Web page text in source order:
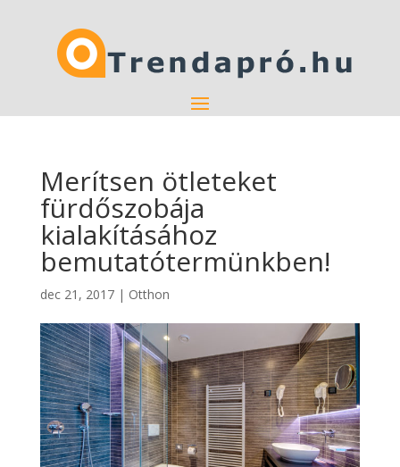
Merítsen ötleteket
fürdőszobája
kialakításához
bemutatótermünkben!
dec 21, 2017| Otthon